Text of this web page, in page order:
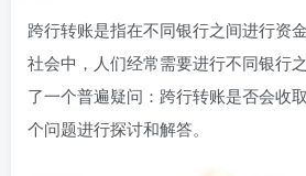
跨行转账是指在不同银行之间进行资
社会中，人们经常需要进行不同银行
了一个普遍疑问：跨行转账是否会收
个问题进行探讨和解答。